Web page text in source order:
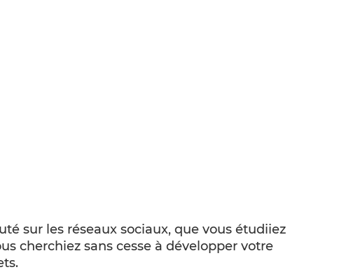
sur les réseaux sociaux, que vous étudiiez
cherchiez sans cesse à développer votre